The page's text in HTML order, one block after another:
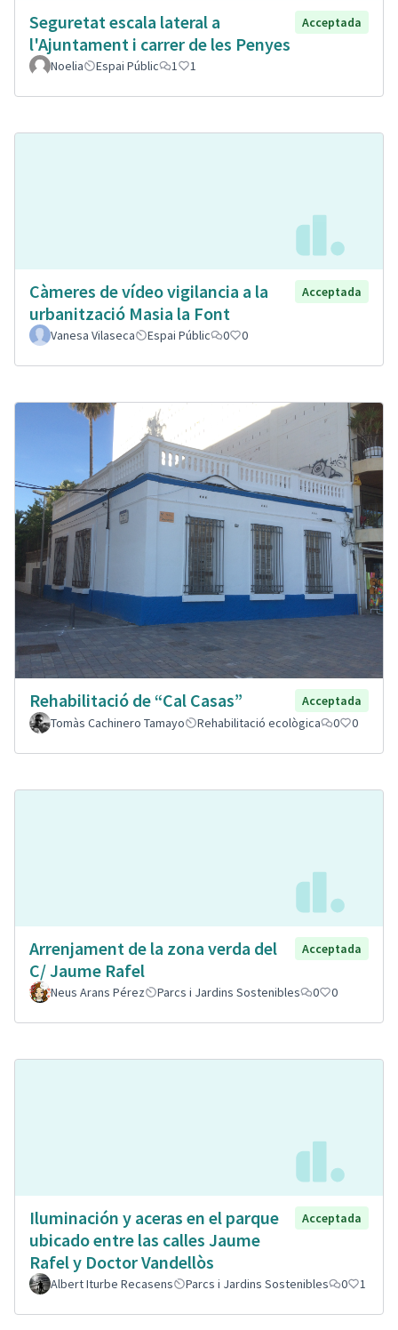
Seguretat escala lateral a
l'Ajuntament i carrer de les Penyes
Acceptada
Noelia Espai Públic 1 1
Càmeres de vídeo vigilancia a la
urbanització Masia la Font
Acceptada
Vanesa Vilaseca Espai Públic 0 0
Rehabilitació de “Cal Casas”
Acceptada
Tomàs Cachinero Tamayo
Rehabilitació ecològica 0 0
Arrenjament de la zona verda del
C/ Jaume Rafel
Acceptada
Neus Arans Pérez Parcs i Jardins Sostenibles 0 0
Iluminación y aceras en el parque
ubicado entre las calles Jaume
Rafel y Doctor Vandellòs
Acceptada
Albert Iturbe Recasens Parcs i Jardins Sostenibles 0 1